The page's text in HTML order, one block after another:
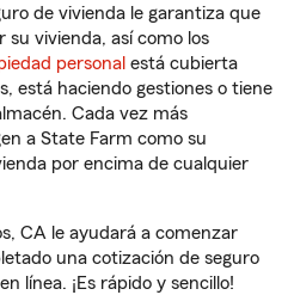
de vivienda le garantiza que
vivienda, así como los
personal está cubierta
está haciendo gestiones o tiene
Cada vez más
a State Farm como su
por encima de cualquier
CA le ayudará a comenzar
una cotización de seguro
línea. ¡Es rápido y sencillo!